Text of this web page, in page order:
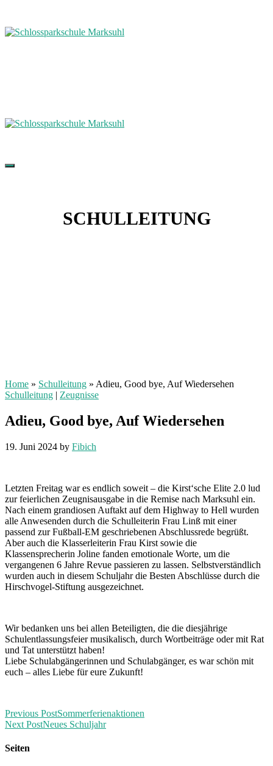
SCHULLEITUNG
Home » Schulleitung » Adieu, Good bye, Auf Wiedersehen
Schulleitung | Zeugnisse
Adieu, Good bye, Auf Wiedersehen
19. Juni 2024 by Fibich
Letzten Freitag war es endlich soweit – die Kirst‘sche Elite 2.0 lud
zur feierlichen Zeugnisausgabe in die Remise nach Marksuhl ein.
Nach einem grandiosen Auftakt auf dem Highway to Hell wurden
alle Anwesenden durch die Schulleiterin Frau Linß mit einer
passend zur Fußball-EM geschriebenen Abschlussrede begrüßt.
Aber auch die Klasserleiterin Frau Kirst sowie die
Klassensprecherin Joline fanden emotionale Worte, um die
vergangenen 6 Jahre Revue passieren zu lassen. Selbstverständlich
wurden auch in diesem Schuljahr die Besten Abschlüsse durch die
Hirschvogel-Stiftung ausgezeichnet.
Wir bedanken uns bei allen Beteiligten, die die diesjährige
Schulentlassungsfeier musikalisch, durch Wortbeiträge oder mit Rat
und Tat unterstützt haben!
Liebe Schulabgängerinnen und Schulabgänger, es war schön mit
euch – alles Liebe für eure Zukunft!
Previous PostSommerferienaktionen
Next PostNeues Schuljahr
Seiten